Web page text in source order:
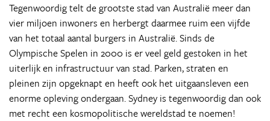
Tegenwoordig telt de grootste stad van Australië meer dan
vier miljoen inwoners en herbergt daarmee ruim een vijfde
van het totaal aantal burgers in Australië. Sinds de
Olympische Spelen in 2000 is er veel geld gestoken in het
uiterlijk en infrastructuur van stad. Parken, straten en
pleinen zijn opgeknapt en heeft ook het uitgaansleven een
enorme opleving ondergaan. Sydney is tegenwoordig dan ook
met recht een kosmopolitische wereldstad te noemen!